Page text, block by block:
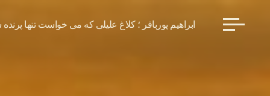
ابراهیم پورباقر ؛ کلاغ علیلی که می خواست تنها